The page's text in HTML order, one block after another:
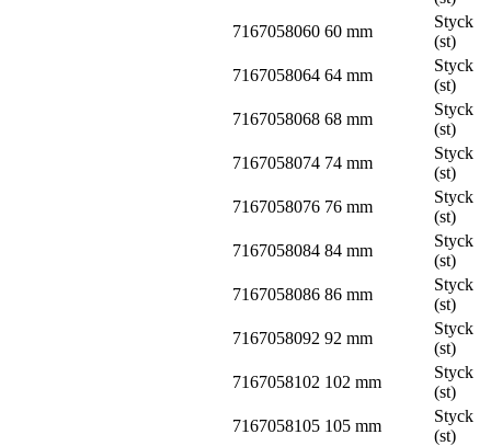
7167058060 60 mm
Styck
(st)
7167058064 64 mm
Styck
(st)
7167058068 68 mm
Styck
(st)
7167058074 74 mm
Styck
(st)
7167058076 76 mm
Styck
(st)
7167058084 84 mm
Styck
(st)
7167058086 86 mm
Styck
(st)
7167058092 92 mm
Styck
(st)
7167058102 102 mm
Styck
(st)
7167058105 105 mm
Styck
(st)